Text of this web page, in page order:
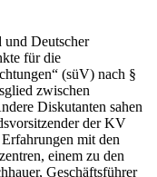
Deutscher
für die
(süV) nach §
zwischen
Diskutanten sahen
der KV
mit den
einem zu den
Geschäftsführer